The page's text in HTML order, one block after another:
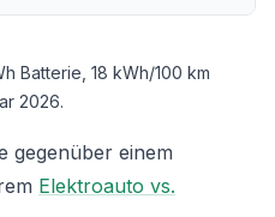
Batterie, 18 kWh/100 km
2026.
gegenüber einem
Elektroauto vs.